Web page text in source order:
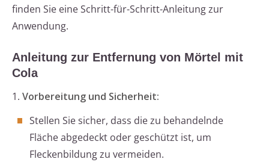
finden Sie eine Schritt-für-Schritt-Anleitung zur
Anwendung.
Anleitung zur Entfernung von Mörtel mit
Cola
1. Vorbereitung und Sicherheit:
Stellen Sie sicher, dass die zu behandelnde
Fläche abgedeckt oder geschützt ist, um
Fleckenbildung zu vermeiden.